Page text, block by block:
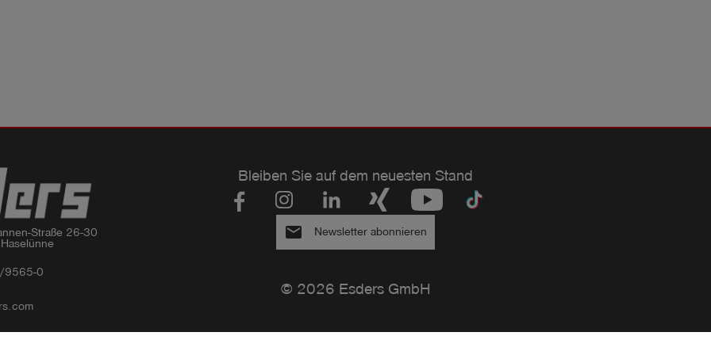
Straße 26-30
9565-0
Bleiben Sie auf dem neuesten Stand
email Newsletter abonnieren
© 2026 Esders GmbH